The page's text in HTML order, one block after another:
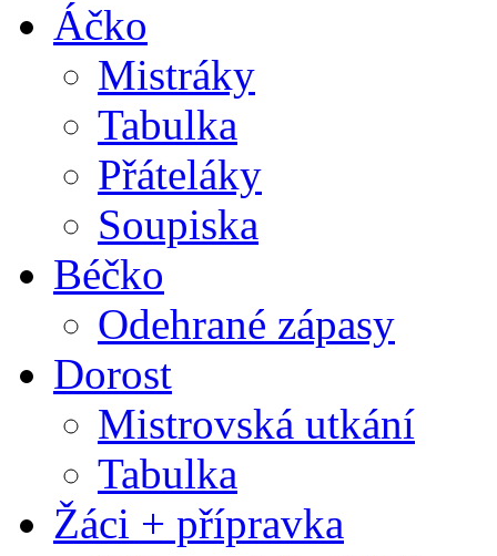
Áčko
Mistráky
Tabulka
Přáteláky
Soupiska
Béčko
Odehrané zápasy
Dorost
Mistrovská utkání
Tabulka
Žáci + přípravka